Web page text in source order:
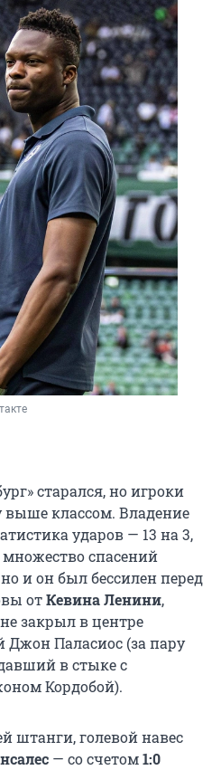
старался, но игроки
выше классом. Владение
ударов — 13 на 3,
спасений
и он был бессилен перед
отКевина Ленини,
закрыл в центре
Джон Паласиос (за пару
в стыке с
Кордобой).
штанги, голевой навес
— со счетом1:0